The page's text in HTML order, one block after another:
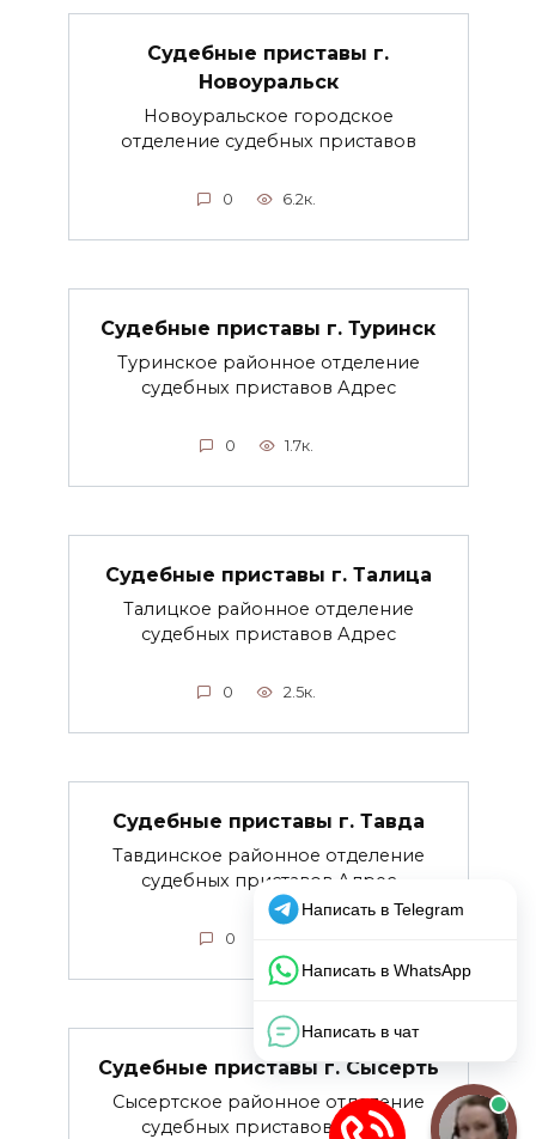
Судебные приставы г.
Новоуральск
Новоуральское городское
отделение судебных приставов
0 6.2к.
Судебные приставы г. Туринск
Туринское районное отделение
судебных приставов Адрес
0 1.7к.
Судебные приставы г. Талица
Талицкое районное отделение
судебных приставов Адрес
0 2.5к.
Судебные приставы г. Тавда
Тавдинское районное отделение
судебных приставов Адрес
0
Судебные приставы г. Сысерть
Сысертское районное отделение
судебных приставов Адрес